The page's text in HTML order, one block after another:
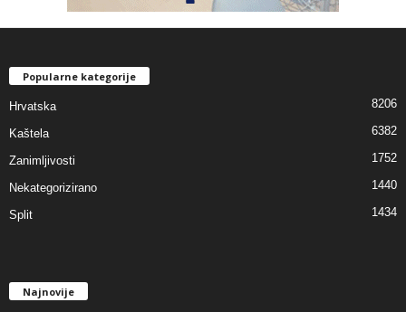
Popularne kategorije
Hrvatska 8206
Kaštela 6382
Zanimljivosti 1752
Nekategorizirano 1440
Split 1434
Najnovije